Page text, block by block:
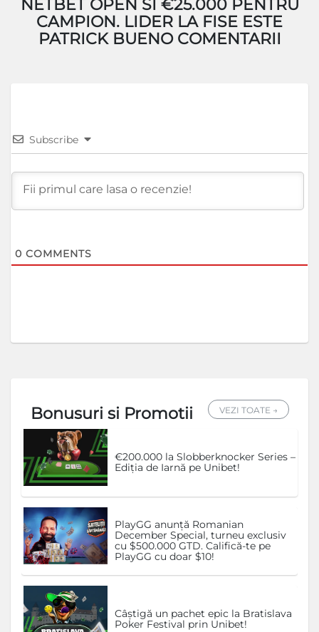
NETBET OPEN SI €25.000 PENTRU
CAMPION. LIDER LA FISE ESTE
PATRICK BUENO COMENTARII
Subscribe
0 COMMENTS
Bonusuri si Promotii VEZI TOATE →
€200.000 la Slobberknocker Series –
Ediția de Iarnă pe Unibet!
PlayGG anunță Romanian
December Special, turneu exclusiv
cu $500.000 GTD. Califică-te pe
PlayGG cu doar $10!
Câștigă un pachet epic la Bratislava
Poker Festival prin Unibet!